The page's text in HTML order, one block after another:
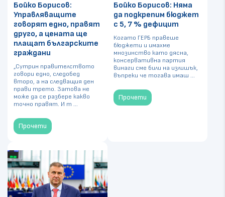
Бойко Борисов:
Управляващите
говорят едно, правят
друго, а цената ще
плащат българските
граждани
„Сутрин правителството
говори едно, следобед
второ, а на следващия ден
прави трето. Затова не
може да се разбере какво
точно правят. И т ...
Прочети
Бойко Борисов: Няма
да подкрепим бюджет
с 5, 7 % дефицит
Когато ГЕРБ правеше
бюджети и имахме
мнозинство като дясна,
консервативна партия
винаги сме били на излишък,
въпреки че тогава имаш ...
Прочети